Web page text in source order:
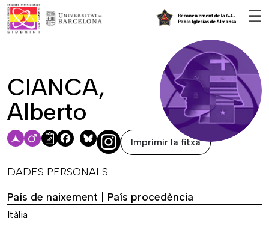
☰
CIANCA,
Alberto
Facebook
Bluesky Imprimir la fitxa
DADES PERSONALS
País de naixement | País procedència
Itàlia